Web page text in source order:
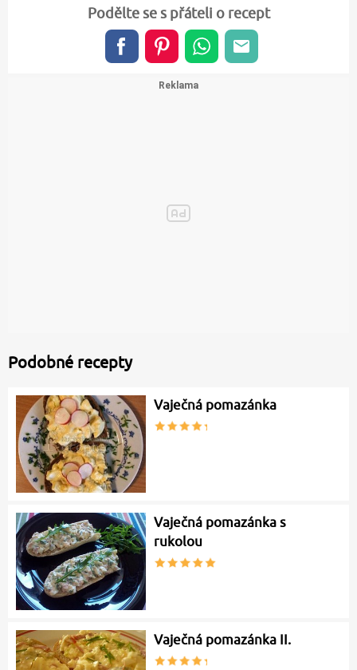
Podělte se s přáteli o recept
Podobné recepty
Vaječná pomazánka
Vaječná pomazánka s
rukolou
Vaječná pomazánka II.